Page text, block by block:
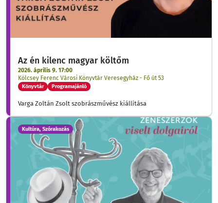
Az én kilenc magyar költőm
2026. április 9. 17:00
Kölcsey Ferenc Városi Könyvtár Veresegyház - Fő út 53
Könyvtár Programajánló
Varga Zoltán Zsolt szobrászművész kiállítása
Kultúra, Szórakozás